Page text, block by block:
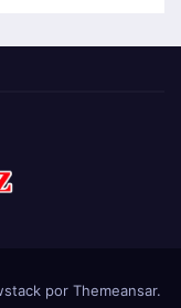
por Themeansar.